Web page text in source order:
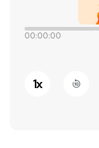
PODCAST
00:00:00
1x